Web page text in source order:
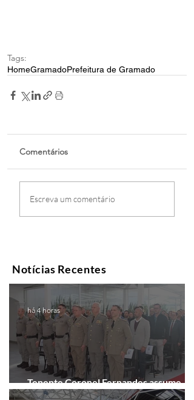
Tags:
HomeGramadoPrefeitura de Gramado
Comentários
Escreva um comentário
Notícias Recentes
Tenente Coronel Fernandes assume
comando do 41º BPM em Gramado
há 4 horas